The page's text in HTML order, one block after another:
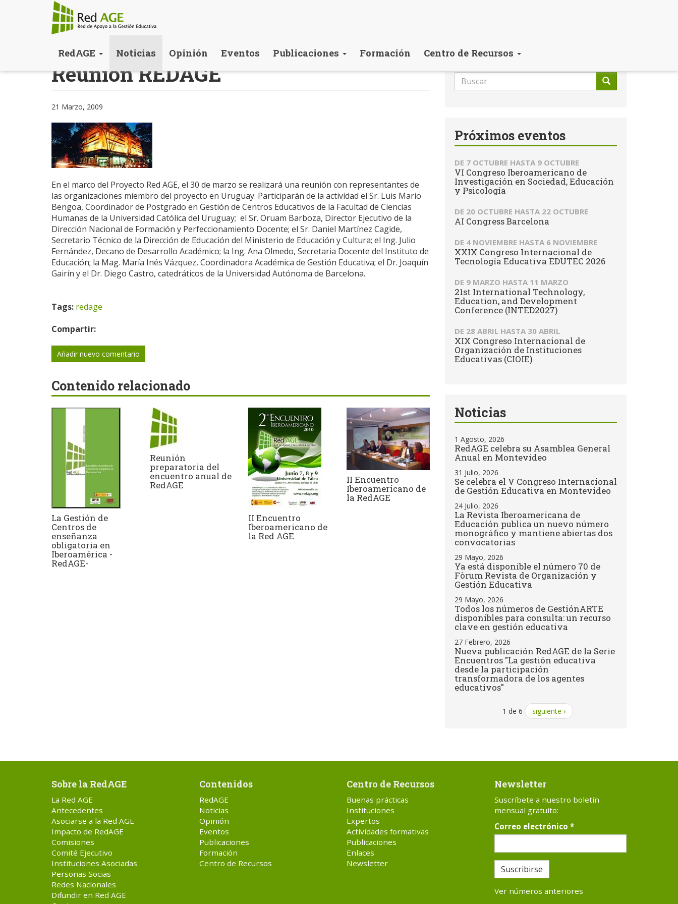
contenido
RedAGE Noticias Opinión Eventos Publicaciones Formación Centro de Recursos
Reunión REDAGE
21 Marzo, 2009
En el marco del Proyecto Red AGE, el 30 de marzo se realizará una reunión con representantes de
las organizaciones miembro del proyecto en Uruguay. Participarán de la actividad el Sr. Luis Mario
Bengoa, Coordinador de Postgrado en Gestión de Centros Educativos de la Facultad de Ciencias
Humanas de la Universidad Católica del Uruguay; el Sr. Oruam Barboza, Director Ejecutivo de la
Dirección Nacional de Formación y Perfeccionamiento Docente; el Sr. Daniel Martínez Cagide,
Secretario Técnico de la Dirección de Educación del Ministerio de Educación y Cultura; el Ing. Julio
Fernández, Decano de Desarrollo Académico; la Ing. Ana Olmedo, Secretaria Docente del Instituto de
Educación; la Mag. María Inés Vázquez, Coordinadora Académica de Gestión Educativa; el Dr. Joaquín
Gairín y el Dr. Diego Castro, catedráticos de la Universidad Autónoma de Barcelona.
Tags: redage
Compartir:
Añadir nuevo comentario
Contenido relacionado
La Gestión de
Centros de
enseñanza
obligatoria en
Iberoamérica -
RedAGE-
Reunión
preparatoria del
encuentro anual de
RedAGE
II Encuentro
Iberoamericano de
la Red AGE
II Encuentro
Iberoamericano de
la RedAGE
Formulario
de
Próximos eventos
DE 7 OCTUBRE HASTA 9 OCTUBRE
VI Congreso Iberoamericano de
Investigación en Sociedad, Educación
y Psicología
DE 20 OCTUBRE HASTA 22 OCTUBRE
AI Congress Barcelona
DE 4 NOVIEMBRE HASTA 6 NOVIEMBRE
XXIX Congreso Internacional de
Tecnología Educativa EDUTEC 2026
DE 9 MARZO HASTA 11 MARZO
21st International Technology,
Education, and Development
Conference (INTED2027)
DE 28 ABRIL HASTA 30 ABRIL
XIX Congreso Internacional de
Organización de Instituciones
Educativas (CIOIE)
Noticias
1 Agosto, 2026
RedAGE celebra su Asamblea General
Anual en Montevideo
31 Julio, 2026
Se celebra el V Congreso Internacional
de Gestión Educativa en Montevideo
24 Julio, 2026
La Revista Iberoamericana de
Educación publica un nuevo número
monográfico y mantiene abiertas dos
convocatorias
29 Mayo, 2026
Ya está disponible el número 70 de
Fòrum Revista de Organización y
Gestión Educativa
29 Mayo, 2026
Todos los números de GestiónARTE
disponibles para consulta: un recurso
clave en gestión educativa
27 Febrero, 2026
Nueva publicación RedAGE de la Serie
Encuentros "La gestión educativa
desde la participación
transformadora de los agentes
educativos"
1 de 6 siguiente ›
Sobre la RedAGE
La Red AGE
Antecedentes
Asociarse a la Red AGE
Impacto de RedAGE
Comisiones
Comité Ejecutivo
Instituciones Asociadas
Personas Socias
Redes Nacionales
Difundir en Red AGE
Contenidos
RedAGE
Noticias
Opinión
Eventos
Publicaciones
Formación
Centro de Recursos
Centro de Recursos
Buenas prácticas
Instituciones
Expertos
Actividades formativas
Publicaciones
Enlaces
Newsletter
Newsletter
Suscríbete a nuestro boletín
mensual gratuito:
Correo electrónico *
Suscribirse
Ver números anteriores